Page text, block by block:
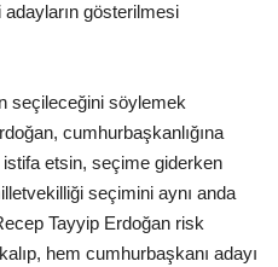
adayların gösterilmesi
seçileceğini söylemek
cumhurbaşkanlığına
etsin, seçime giderken
seçimini aynı anda
Tayyip Erdoğan risk
hem cumhurbaşkanı adayı